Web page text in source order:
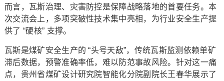
而言，瓦斯治理、灾害防控是保障战略落地的首要任务。本
次交流会上，多项突破性技术集中亮相，为行业安全生产提
供了 “硬核” 支撑。
瓦斯是煤矿安全生产的 “头号天敌”，传统瓦斯监测依赖单矿
滞后数据，预警准确率低，难以防范事故风险。针对这一痛
点，贵州省煤矿设计研究院智能化分院副院长王春华展示了